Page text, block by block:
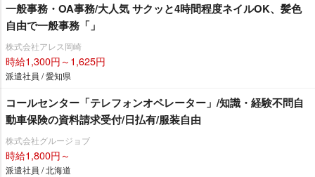
一般事務・OA事務/大人気 サクッと4時間程度ネイルOK、髪色
自由で一般事務「」
株式会社アレス岡崎
時給1,300円～1,625円
派遣社員 / 愛知県
コールセンター「テレフォンオペレーター」/知識・経験不問自
動車保険の資料請求受付/日払有/服装自由
株式会社グルージョブ
時給1,800円～
派遣社員 / 北海道